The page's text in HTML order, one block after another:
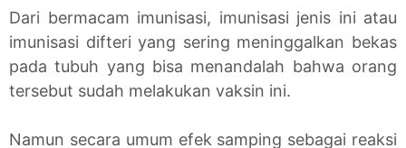
Dari bermacam imunisasi, imunisasi jenis ini atau
imunisasi difteri yang sering meninggalkan bekas
pada tubuh yang bisa menandalah bahwa orang
tersebut sudah melakukan vaksin ini.
Namun secara umum efek samping sebagai reaksi